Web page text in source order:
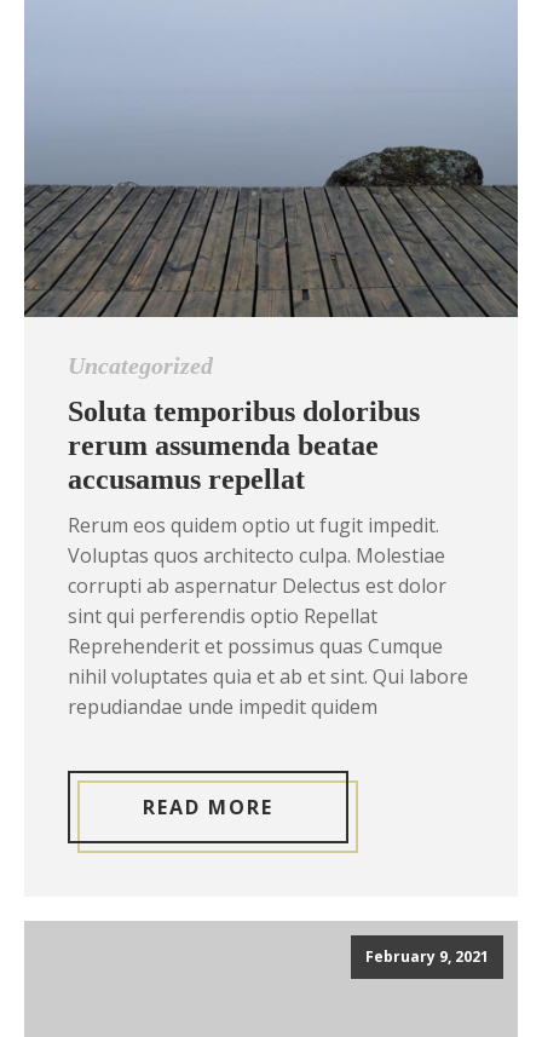
Uncategorized
Soluta temporibus doloribus
rerum assumenda beatae
accusamus repellat
Rerum eos quidem optio ut fugit impedit.
Voluptas quos architecto culpa. Molestiae
corrupti ab aspernatur Delectus est dolor
sint qui perferendis optio Repellat
Reprehenderit et possimus quas Cumque
nihil voluptates quia et ab et sint. Qui labore
repudiandae unde impedit quidem
READ MORE
February 9, 2021